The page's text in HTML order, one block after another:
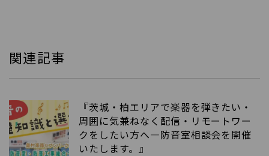
関連記事
『茨城・柏エリアで楽器を弾きたい・
周囲に気兼ねなく配信・リモートワー
クをしたい方へ―防音室相談会を開催
いたします。』